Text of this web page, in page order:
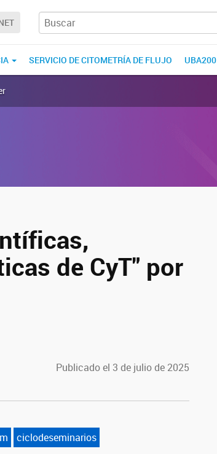
SERVICIO DE CITOMETRÍA DE FLUJO UBA200
de CyT" por
Publicado el 3 de julio de 2025
ciclodeseminarios